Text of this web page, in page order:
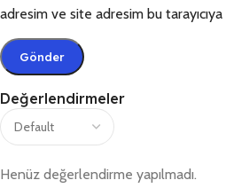
Değerlendirmeler
Henüz değerlendirme yapılmadı.
adresim ve site adresim bu